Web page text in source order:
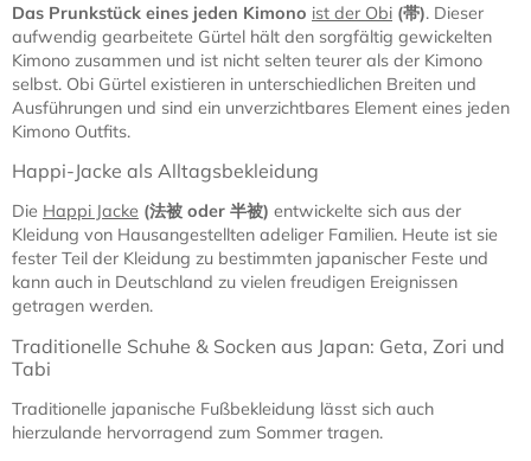
Das Prunkstück eines jeden Kimono ist der Obi (帯). Dieser
aufwendig gearbeitete Gürtel hält den sorgfältig gewickelten
Kimono zusammen und ist nicht selten teurer als der Kimono
selbst. Obi Gürtel existieren in unterschiedlichen Breiten und
Ausführungen und sind ein unverzichtbares Element eines jeden
Kimono Outfits.
Happi-Jacke als Alltagsbekleidung
Die Happi Jacke (法被 oder 半被) entwickelte sich aus der
Kleidung von Hausangestellten adeliger Familien. Heute ist sie
fester Teil der Kleidung zu bestimmten japanischer Feste und
kann auch in Deutschland zu vielen freudigen Ereignissen
getragen werden.
Traditionelle Schuhe & Socken aus Japan: Geta, Zori und
Tabi
Traditionelle japanische Fußbekleidung lässt sich auch
hierzulande hervorragend zum Sommer tragen.